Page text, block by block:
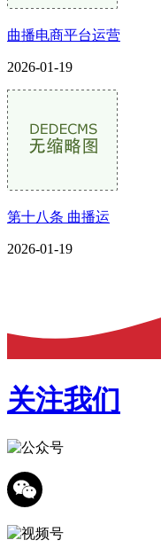
曲播电商平台运营
2026-01-19
第十八条 曲播运
2026-01-19
关注我们